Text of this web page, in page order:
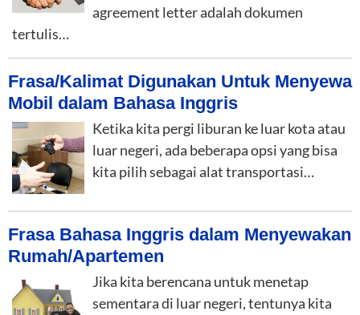
agreement letter adalah dokumen
tertulis…
Frasa/Kalimat Digunakan Untuk Menyewa
Mobil dalam Bahasa Inggris
Ketika kita pergi liburan ke luar kota atau
luar negeri, ada beberapa opsi yang bisa
kita pilih sebagai alat transportasi…
Frasa Bahasa Inggris dalam Menyewakan
Rumah/Apartemen
Jika kita berencana untuk menetap
sementara di luar negeri, tentunya kita